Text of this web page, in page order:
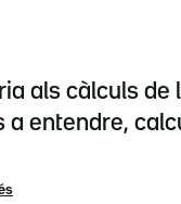
als càlculs de
a entendre,